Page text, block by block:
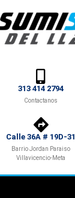
313 414 2794
Contactanos
Calle 36A # 19D-31
Barrio Jordan Paraiso
Villavicencio-Meta